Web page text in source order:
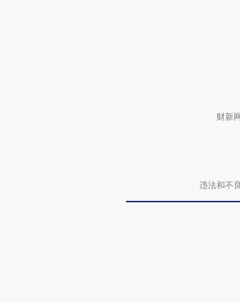
财新
违法和不